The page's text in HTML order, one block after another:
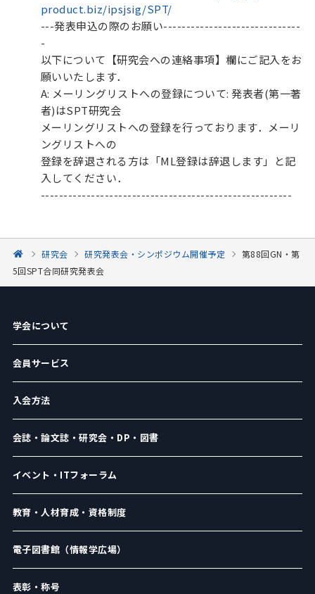
product.biz/ipsjsig/SPT/
---発表申込の際のお願い------------------------------
-
以下について【研究会への連絡事項】欄にご記入をお
願いいたします．
A: メーリングリストへの登録について: 発表者(第一著
者)はSPT研究会
メーリングリストへの登録を行っております．メーリ
ングリストへの
登録を辞退される方は「ML登録は辞退します」と記
入してください．
-------------------------------------------------------
研究会 研究発表会・シンポジウム開催予定
第88回GN・第
5回SPT合同研究発表会
学会について
会員サービス
入会方法
会誌・論文誌・研究会・DP・図書
イベント・ITフォーラム
教育・人材育成・資格制度
電子図書館（情報学広場）
表彰・称号